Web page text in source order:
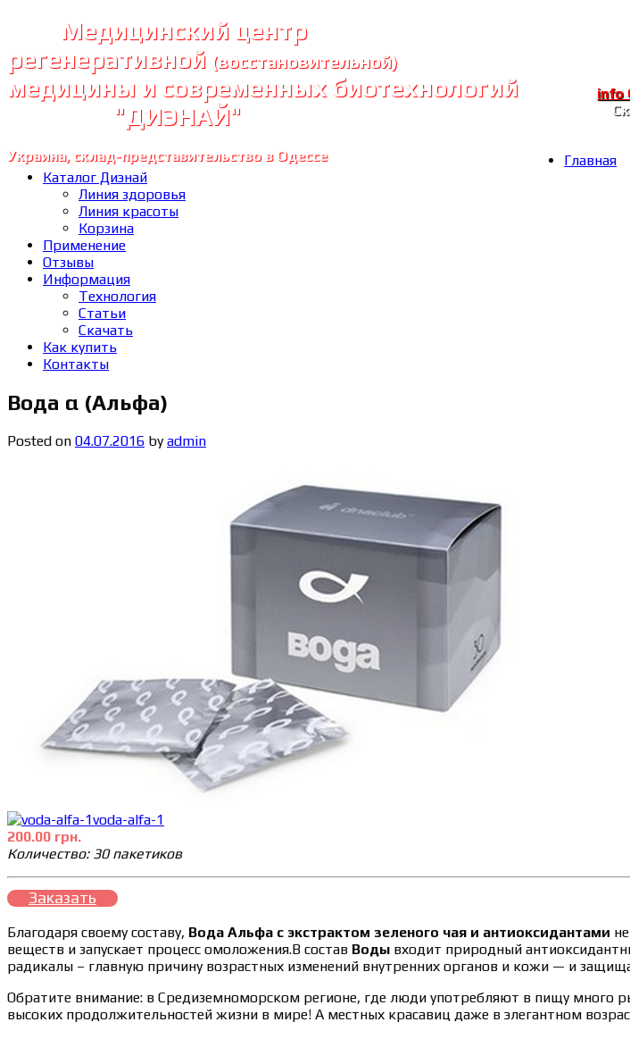
Медицинский центр
регенеративной (восстановительной)
медицины и современных биотехнологий
"ДИЭНАЙ"
Украина, склад-представительство в Одессе
info
Главная
Каталог Диэнай
Линия здоровья
Линия красоты
Корзина
Применение
Отзывы
Информация
Технология
Статьи
Скачать
Как купить
Контакты
Вода α (Альфа)
Posted on 04.07.2016 byadmin
voda-alfa-1
200.00 грн.
Количество: 30 пакетиков
Заказать
Благодаря своему составу, Вода Альфа с экстрактом зеленого чая и антиоксидантами
веществ и запускает процесс омоложения.В состав Воды входит природный
радикалы – главную причину возрастных изменений внутренних органов и кожи — и
Обратите внимание: в Средиземноморском регионе, где люди употребляют в пищу много
высоких продолжительностей жизни в мире! А местных красавиц даже в элегантном